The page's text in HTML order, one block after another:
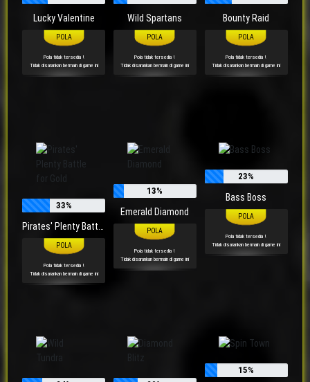
Lucky Valentine
Pola tidak tersedia !
Tidak disarankan bermain di game ini
Wild Spartans
Pola tidak tersedia !
Tidak disarankan bermain di game ini
Bounty Raid
Pola tidak tersedia !
Tidak disarankan bermain di game ini
33%
Pirates' Plenty Battle for Gold
Pola tidak tersedia !
Tidak disarankan bermain di game ini
13%
Emerald Diamond
Pola tidak tersedia !
Tidak disarankan bermain di game ini
23%
Bass Boss
Pola tidak tersedia !
Tidak disarankan bermain di game ini
15%